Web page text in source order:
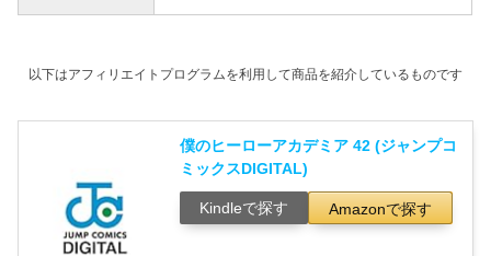
以下はアフィリエイトプログラムを利用して商品を紹介しているものです
僕のヒーローアカデミア 42 (ジャンプコ
ミックスDIGITAL)
Kindleで探す Amazonで探す